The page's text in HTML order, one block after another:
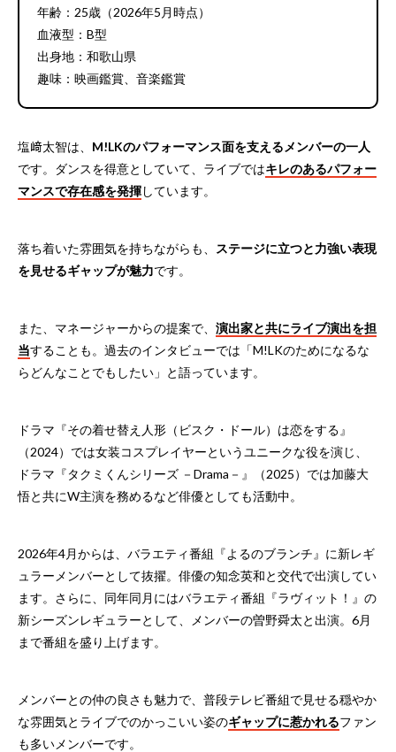
年齢：25歳（2026年5月時点）
血液型：B型
出身地：和歌山県
趣味：映画鑑賞、音楽鑑賞
塩﨑太智は、 M!LKのパフォーマンス面を支えるメンバーの一人
です。ダンスを得意としていて、ライブではキレのあるパフォー
マンスで存在感を発揮しています。
落ち着いた雰囲気を持ちながらも、
ステージに立つと力強い表現
を見せるギャップが魅力です。
また、マネージャーからの提案で、 演出家と共にライブ演出を担
当することも。過去のインタビューでは「M!LKのためになるな
らどんなことでもしたい」と語っています。
ドラマ『その着せ替え人形（ビスク・ドール）は恋をする』
（2024）では女装コスプレイヤーというユニークな役を演じ、
ドラマ『タクミくんシリーズ －Drama－』（2025）では加藤大
悟と共にW主演を務めるなど俳優としても活動中。
2026年4月からは、バラエティ番組『よるのブランチ』に新レギ
ュラーメンバーとして抜擢。俳優の知念英和と交代で出演してい
ます。さらに、同年同月にはバラエティ番組『ラヴィット！』の
新シーズンレギュラーとして、メンバーの曽野舜太と出演。6月
まで番組を盛り上げます。
メンバーとの仲の良さも魅力で、普段テレビ番組で見せる穏やか
な雰囲気とライブでのかっこいい姿のギャップに惹かれるファン
も多いメンバーです。